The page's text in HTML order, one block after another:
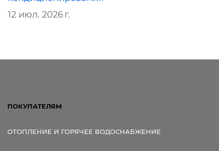
12 июл. 2026 г.
ПОКУПАТЕЛЯМ
ОТОПЛЕНИЕ И ГОРЯЧЕЕ ВОДОСНАБЖЕНИЕ